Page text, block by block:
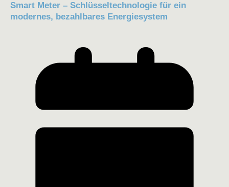
Smart Meter – Schlüsseltechnologie für ein
modernes, bezahlbares Energiesystem